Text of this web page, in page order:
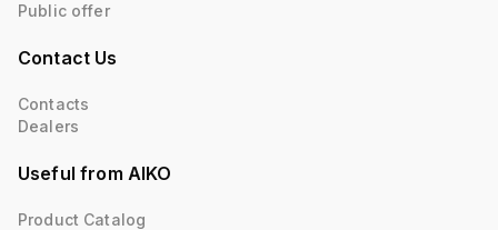
Public offer
Contact Us
Contacts
Dealers
Useful from AIKO
Product Catalog